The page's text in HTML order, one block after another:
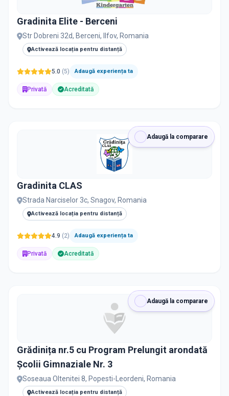
Gradinita Elite - Berceni
Str Dobreni 32d, Berceni, Ilfov, Romania
Activează locația pentru distanță
5.0 (5) Adaugă experiența ta
Privată Acreditată
Adaugă la comparare
Gradinita CLAS
Strada Narciselor 3c, Snagov, Romania
Activează locația pentru distanță
4.9 (2) Adaugă experiența ta
Privată Acreditată
Adaugă la comparare
Grădinița nr.5 cu Program Prelungit arondată
Școlii Gimnaziale Nr. 3
Soseaua Oltenitei 8, Popesti-Leordeni, Romania
Activează locația pentru distanță